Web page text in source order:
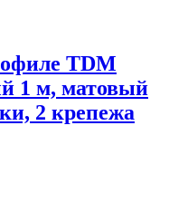
TDM
1 м, матовый
2 крепежа